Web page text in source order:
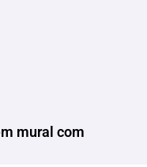
mural com